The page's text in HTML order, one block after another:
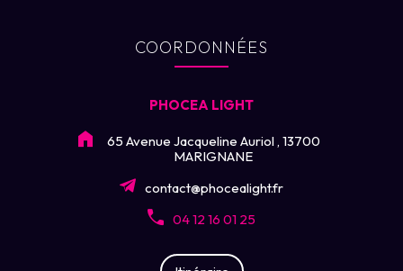
COORDONNÉES
PHOCEA LIGHT
65 Avenue Jacqueline Auriol , 13700
MARIGNANE
contact@phocealight.fr
04 12 16 01 25